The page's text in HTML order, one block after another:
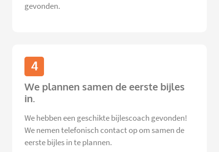
gevonden.
4
We plannen samen de eerste bijles
in.
We hebben een geschikte bijlescoach gevonden!
We nemen telefonisch contact op om samen de
eerste bijles in te plannen.